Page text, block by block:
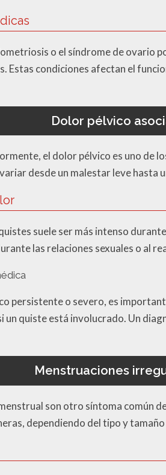
o el síndrome de ovario
Estas condiciones afectan el
Dolor pélvico
el dolor pélvico es uno de
desde un malestar leve hasta
suele ser más intenso
las relaciones sexuales o al
persistente o severo, es
un quiste está involucrado. Un
Menstruaciones
son otro síntoma común
dependiendo del tipo y